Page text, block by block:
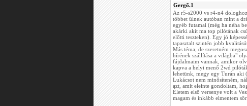
Gergő.1
Az r5-s2000 vs r4-n4
többet ülnek autóban mint a
egyéb futamai (még ha néha
akárki akit ma top pilótának
előtti teszteken). Egy jó
tapasztalt szintén jobb
Más téma, de szeretném
hírének szállítása a világba"
fájdalmaim vannak, amikor
kapva a helyi menő 2wd
lehetünk, megy egy Turán aki
Lukácsot nem minősíteném,
azt, amit eleinte gondoltam,
Életem első versenye volt a
magam és inkább elmentem